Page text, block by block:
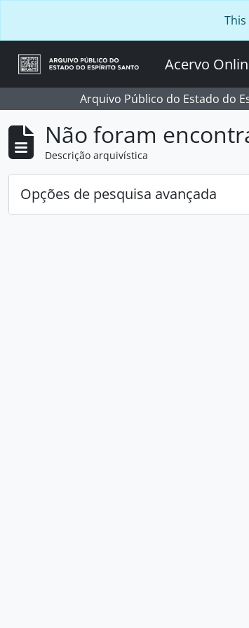
Acervo
Arquivo Público do Estado do
Não foram
Descrição arquivística
Opções de pesquisa avançada